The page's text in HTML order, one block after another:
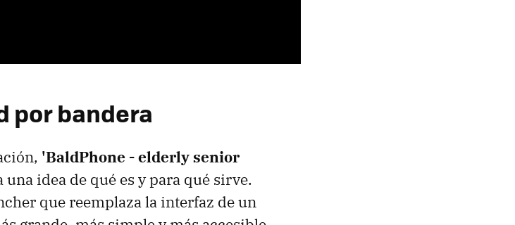
por bandera
'BaldPhone - elderly senior
una idea de qué es y para qué sirve.
que reemplaza la interfaz de un